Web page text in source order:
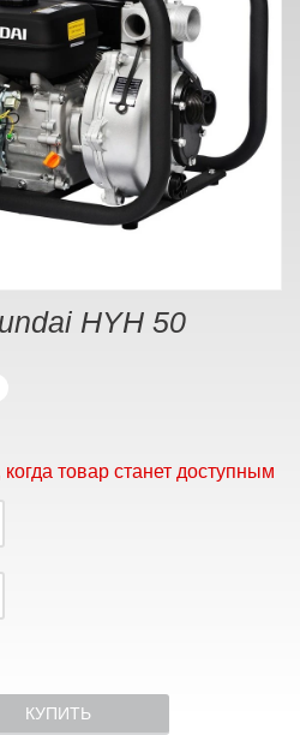
HYH 50
товар станет доступным
КУПИТЬ